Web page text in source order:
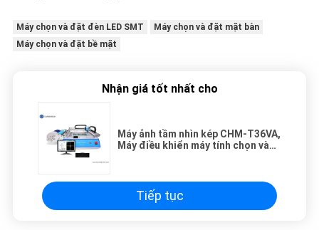
Máy chọn và đặt đèn LED SMT
Máy chọn và đặt mặt bàn
Máy chọn và đặt bề mặt
Nhận giá tốt nhất cho
Máy ảnh tầm nhìn kép CHM-T36VA,
Máy điều khiển máy tính chọn và
Tiếp tục